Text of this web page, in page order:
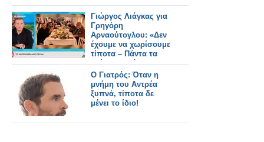
Γιώργος Λιάγκας για
Γρηγόρη
Αρναούτογλου: «Δεν
έχουμε να χωρίσουμε
τίποτα – Πάντα τα
βρίσκουμε όταν
βρεθούμε»
Ο Γιατρός: Όταν η
μνήμη του Αντρέα
ξυπνά, τίποτα δε
μένει το ίδιο!